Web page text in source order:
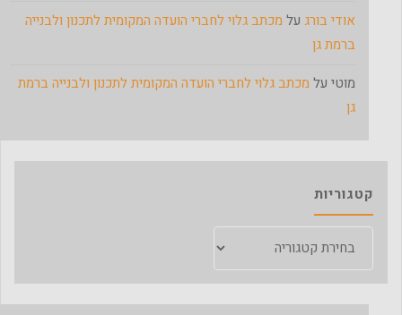
אודי בורג על מכתב גלוי לחברי הועדה המקומית לתכנון ולבנייה
ברמת גן
מוטי על מכתב גלוי לחברי הועדה המקומית לתכנון ולבנייה ברמת
גן
קטגוריות